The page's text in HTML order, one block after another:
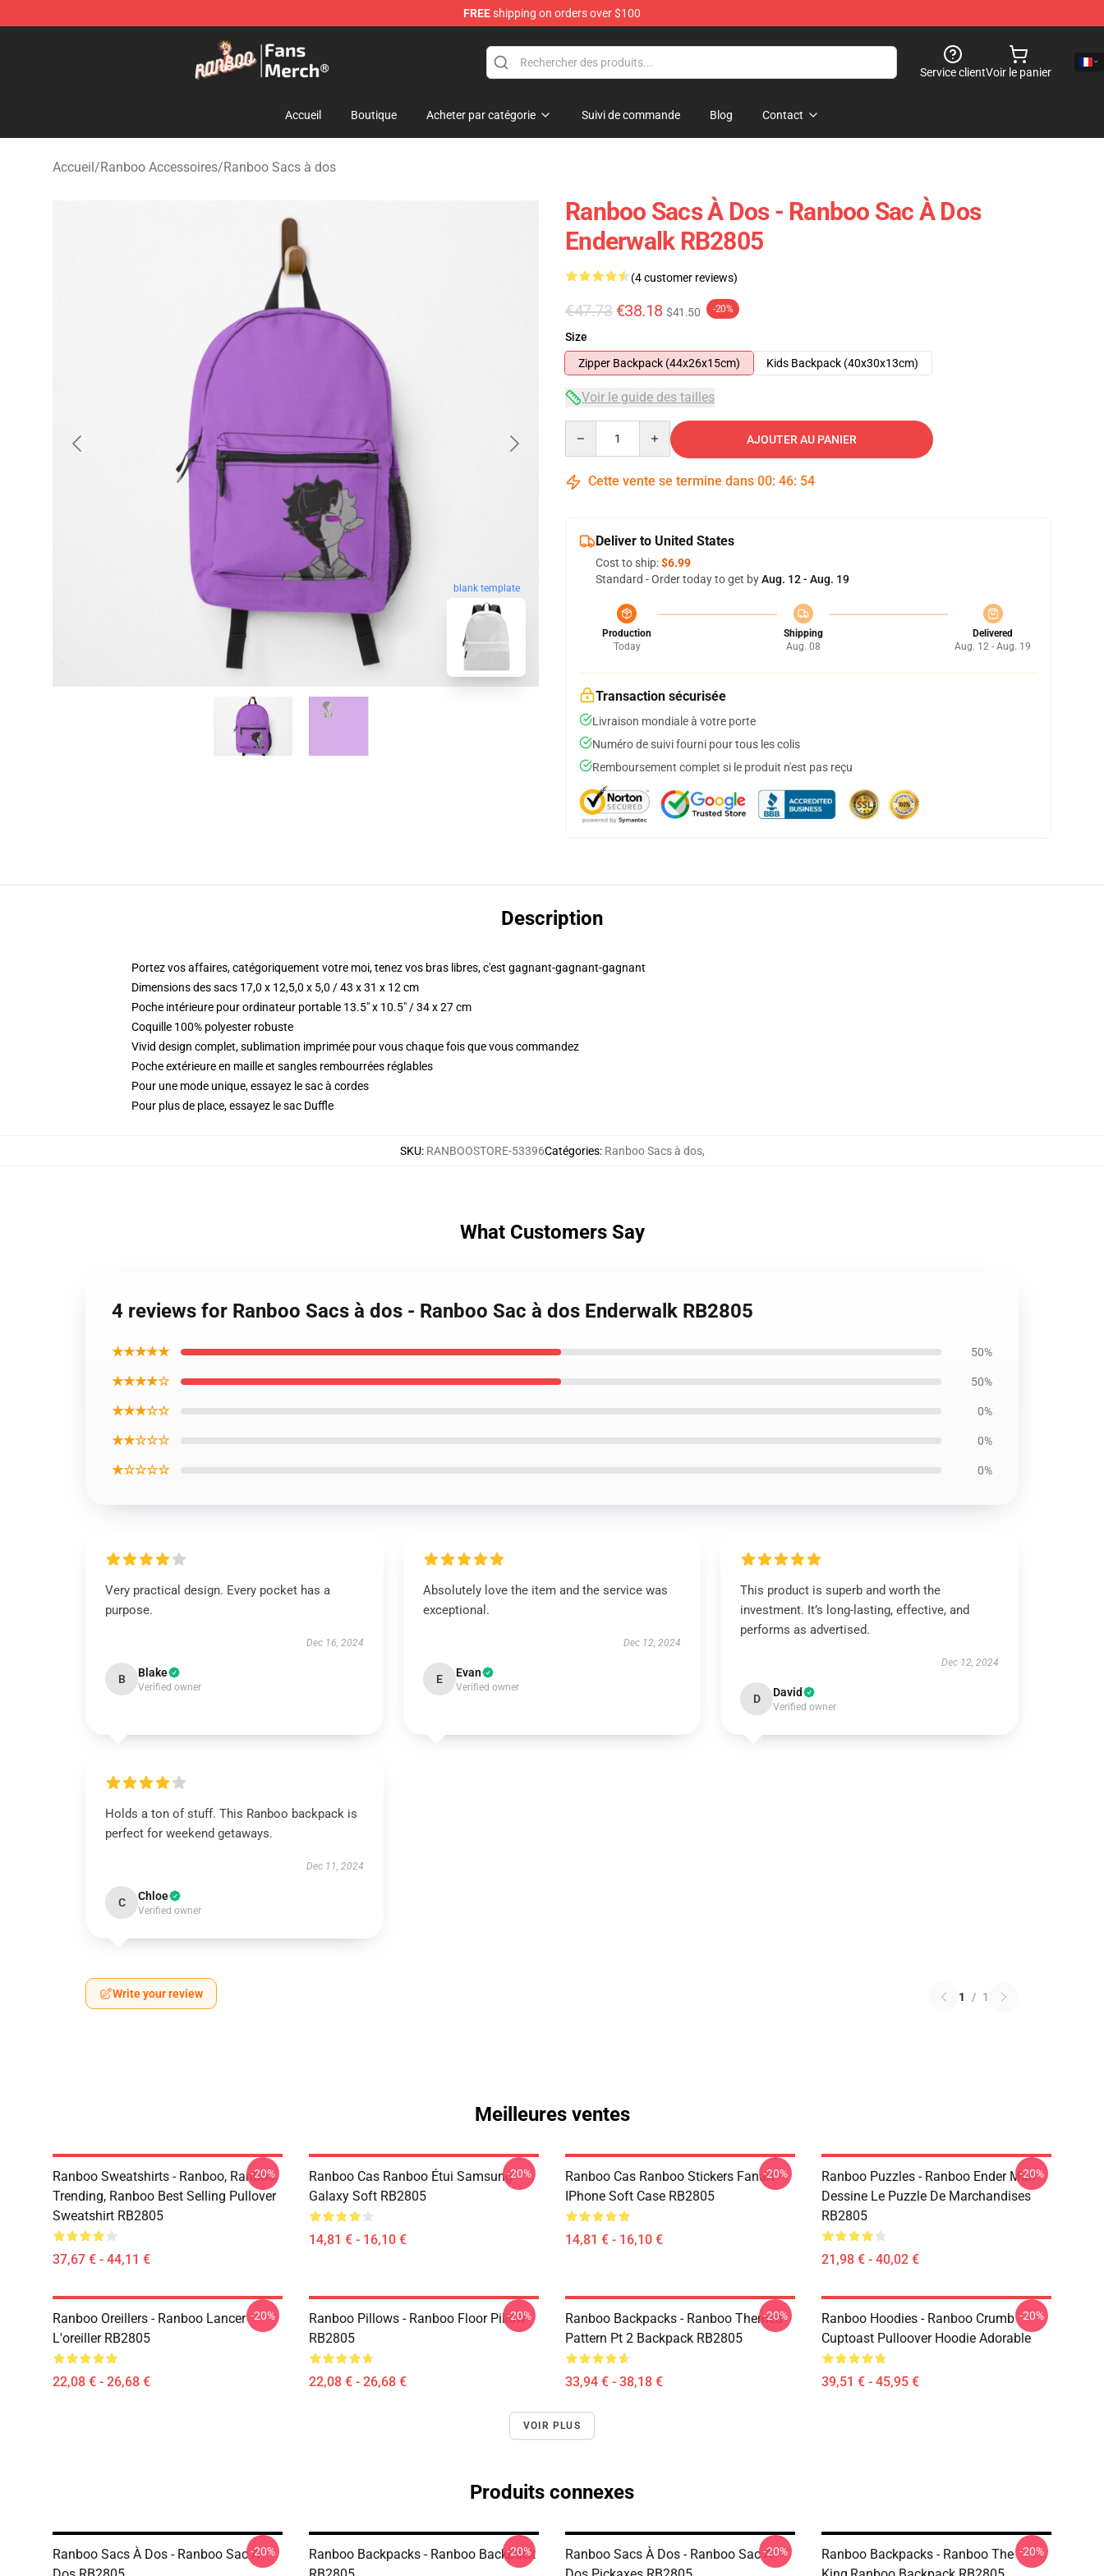
FREEshipping on orders over $100
Ranboo Store - Official Ranboo Merchandise Shop
Service clientVoir le panier
Accueil Boutique Acheter par catégorie Suivi de commande Blog Contact
Accueil/Ranboo Accessoires/Ranboo Sacs à dos
blank template
Ranboo Sacs À Dos - Ranboo Sac À Dos
Enderwalk RB2805
(4 customer reviews)
€47.73 €38.18 $41.50 -20%
Size
Zipper Backpack (44x26x15cm)
Kids Backpack (40x30x13cm)
Voir le guide des tailles
AJOUTER AU PANIER
Cette vente se termine dans 00: 46: 53
Deliver to United States
Cost to ship:$6.99
Standard - Order today to get byAug. 12 - Aug. 19
Production
Today
Shipping
Aug. 08
Delivered
Aug. 12 - Aug. 19
Transaction sécurisée
Livraison mondiale à votre porte
Numéro de suivi fourni pour tous les colis
Remboursement complet si le produit n'est pas reçu
Description
Portez vos affaires, catégoriquement votre moi, tenez vos bras libres, c'est gagnant-gagnant-gagnant
Dimensions des sacs 17,0 x 12,5,0 x 5,0 / 43 x 31 x 12 cm
Poche intérieure pour ordinateur portable 13.5" x 10.5" / 34 x 27 cm
Coquille 100% polyester robuste
Vivid design complet, sublimation imprimée pour vous chaque fois que vous commandez
Poche extérieure en maille et sangles rembourrées réglables
Pour une mode unique, essayez le sac à cordes
Pour plus de place, essayez le sac Duffle
SKU: RANBOOSTORE-53396Catégories: Ranboo Sacs à dos,
What Customers Say
4 reviews for Ranboo Sacs à dos - Ranboo Sac à dos Enderwalk RB2805
★★★★★ 50%
★★★★☆ 50%
★★★☆☆ 0%
★★☆☆☆ 0%
★☆☆☆☆ 0%
Very practical design. Every pocket has a
purpose.
Dec 16, 2024
B Blake
Verified owner
Absolutely love the item and the service was
exceptional.
Dec 12, 2024
E Evan
Verified owner
This product is superb and worth the
investment. It’s long-lasting, effective, and
performs as advertised.
Dec 12, 2024
D David
Verified owner
Holds a ton of stuff. This Ranboo backpack is
perfect for weekend getaways.
Dec 11, 2024
C Chloe
Verified owner
Write your review 1 / 1
Meilleures ventes
Ranboo Sweatshirts - Ranboo, Ranboo
Trending, Ranboo Best Selling Pullover
Sweatshirt RB2805
37,67 € - 44,11 €
-20%
Ranboo Cas Ranboo Étui Samsung
Galaxy Soft RB2805
14,81 € - 16,10 €
-20%
Ranboo Cas Ranboo Stickers Fanart
IPhone Soft Case RB2805
14,81 € - 16,10 €
-20%
Ranboo Puzzles - Ranboo Ender Man
Dessine Le Puzzle De Marchandises
RB2805
21,98 € - 40,02 €
-20%
Ranboo Oreillers - Ranboo Lancer
L'oreiller RB2805
22,08 € - 26,68 €
-20%
Ranboo Pillows - Ranboo Floor Pillow
RB2805
22,08 € - 26,68 €
-20%
Ranboo Backpacks - Ranboo Themed
Pattern Pt 2 Backpack RB2805
33,94 € - 38,18 €
-20%
Ranboo Hoodies - Ranboo Crumb
Cuptoast Pulloover Hoodie Adorable
39,51 € - 45,95 €
-20%
VOIR PLUS
Produits connexes
Ranboo Sacs À Dos - Ranboo Sac À-20%
Ranboo Backpacks - Ranboo Backpack
-20%
Ranboo Sacs À Dos - Ranboo Sac À-20%
Ranboo Backpacks - Ranboo The -20%